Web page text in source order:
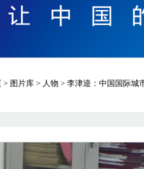
> 图片库 > 人物 > 李津逵：中国国际城